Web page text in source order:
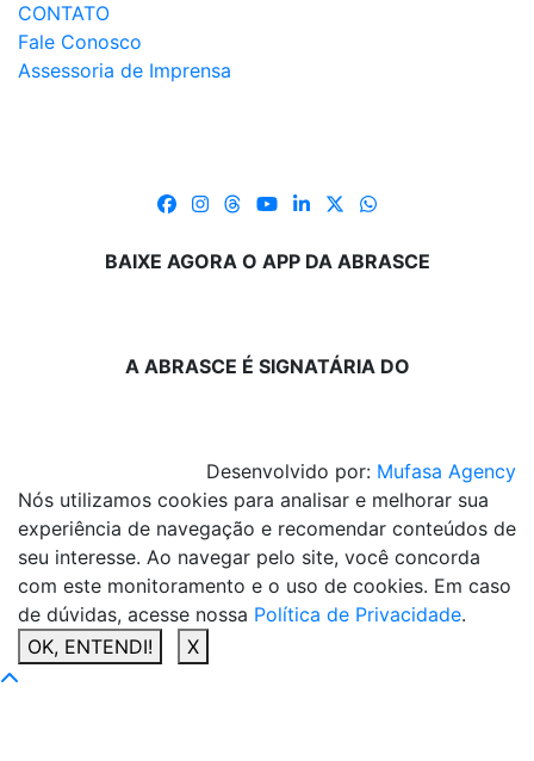
CONTATO
Fale Conosco
Assessoria de Imprensa
BAIXE AGORA O APP DA ABRASCE
A ABRASCE É SIGNATÁRIA DO
Desenvolvido por: Mufasa Agency
Nós utilizamos cookies para analisar e melhorar sua
experiência de navegação e recomendar conteúdos de
seu interesse. Ao navegar pelo site, você concorda
com este monitoramento e o uso de cookies. Em caso
de dúvidas, acesse nossa Política de Privacidade.
OK, ENTENDI!
X